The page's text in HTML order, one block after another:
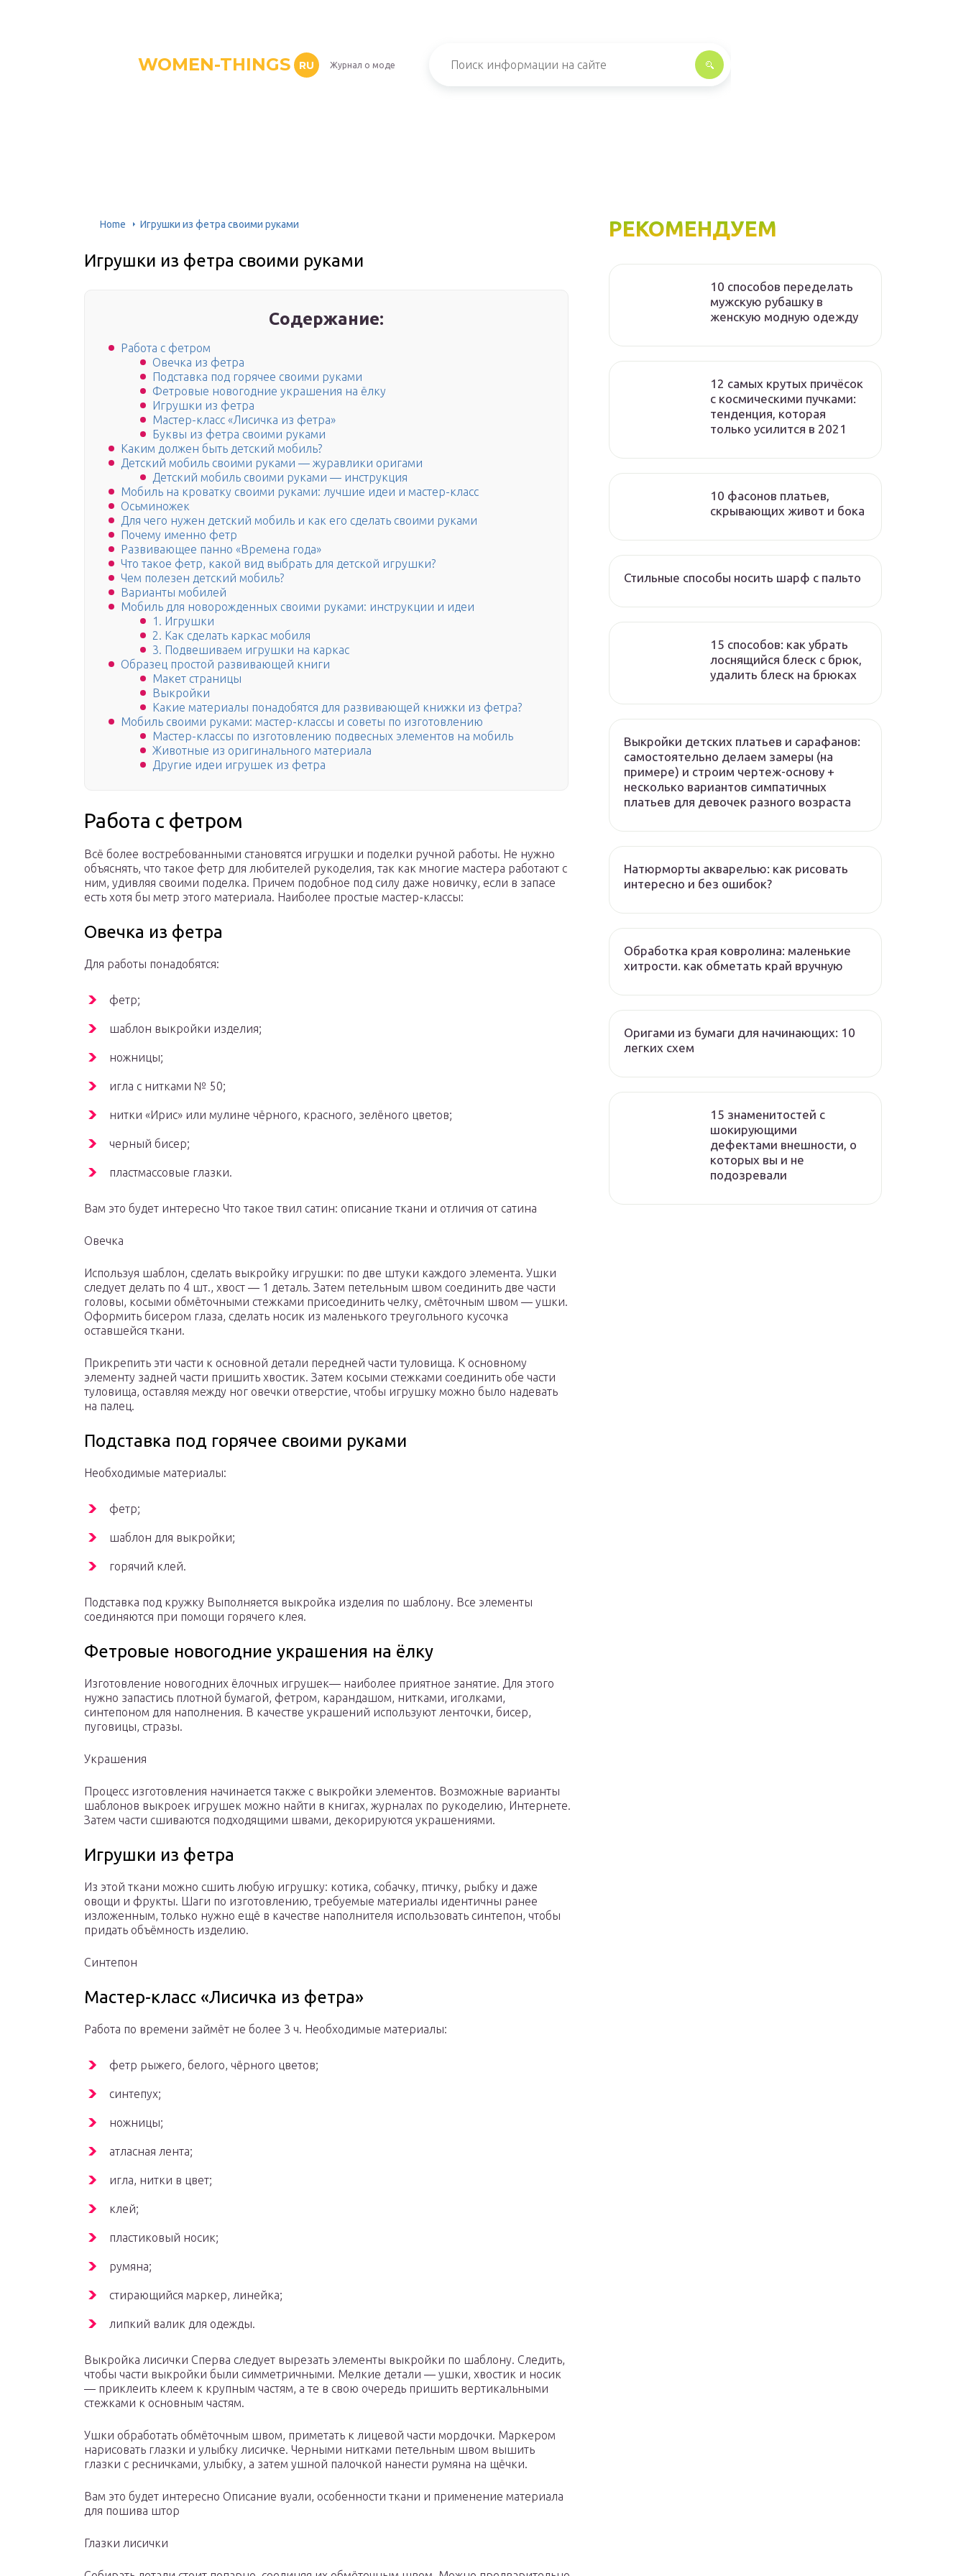
WOMEN-THINGS RU Журнал о моде
Home Игрушки из фетра своими руками
Игрушки из фетра своими руками
Содержание:
Работа с фетром
Овечка из фетра
Подставка под горячее своими руками
Фетровые новогодние украшения на ёлку
Игрушки из фетра
Мастер-класс «Лисичка из фетра»
Буквы из фетра своими руками
Каким должен быть детский мобиль?
Детский мобиль своими руками — журавлики оригами
Детский мобиль своими руками — инструкция
Мобиль на кроватку своими руками: лучшие идеи и мастер-класс
Осьминожек
Для чего нужен детский мобиль и как его сделать своими руками
Почему именно фетр
Развивающее панно «Времена года»
Что такое фетр, какой вид выбрать для детской игрушки?
Чем полезен детский мобиль?
Варианты мобилей
Мобиль для новорожденных своими руками: инструкции и идеи
1. Игрушки
2. Как сделать каркас мобиля
3. Подвешиваем игрушки на каркас
Образец простой развивающей книги
Макет страницы
Выкройки
Какие материалы понадобятся для развивающей книжки из фетра?
Мобиль своими руками: мастер-классы и советы по изготовлению
Мастер-классы по изготовлению подвесных элементов на мобиль
Животные из оригинального материала
Другие идеи игрушек из фетра
Работа с фетром
Всё более востребованными становятся игрушки и поделки ручной работы. Не нужно
объяснять, что такое фетр для любителей рукоделия, так как многие мастера работают с
ним, удивляя своими поделка. Причем подобное под силу даже новичку, если в запасе
есть хотя бы метр этого материала. Наиболее простые мастер-классы:
Овечка из фетра
Для работы понадобятся:
фетр;
шаблон выкройки изделия;
ножницы;
игла с нитками № 50;
нитки «Ирис» или мулине чёрного, красного, зелёного цветов;
черный бисер;
пластмассовые глазки.
Вам это будет интересно Что такое твил сатин: описание ткани и отличия от сатина
Овечка
Используя шаблон, сделать выкройку игрушки: по две штуки каждого элемента. Ушки
следует делать по 4 шт., хвост — 1 деталь. Затем петельным швом соединить две части
головы, косыми обмёточными стежками присоединить челку, смёточным швом — ушки.
Оформить бисером глаза, сделать носик из маленького треугольного кусочка
оставшейся ткани.
Прикрепить эти части к основной детали передней части туловища. К основному
элементу задней части пришить хвостик. Затем косыми стежками соединить обе части
туловища, оставляя между ног овечки отверстие, чтобы игрушку можно было надевать
на палец.
Подставка под горячее своими руками
Необходимые материалы:
фетр;
шаблон для выкройки;
горячий клей.
Подставка под кружку Выполняется выкройка изделия по шаблону. Все элементы
соединяются при помощи горячего клея.
Фетровые новогодние украшения на ёлку
Изготовление новогодних ёлочных игрушек— наиболее приятное занятие. Для этого
нужно запастись плотной бумагой, фетром, карандашом, нитками, иголками,
синтепоном для наполнения. В качестве украшений используют ленточки, бисер,
пуговицы, стразы.
Украшения
Процесс изготовления начинается также с выкройки элементов. Возможные варианты
шаблонов выкроек игрушек можно найти в книгах, журналах по рукоделию, Интернете.
Затем части сшиваются подходящими швами, декорируются украшениями.
Игрушки из фетра
Из этой ткани можно сшить любую игрушку: котика, собачку, птичку, рыбку и даже
овощи и фрукты. Шаги по изготовлению, требуемые материалы идентичны ранее
изложенным, только нужно ещё в качестве наполнителя использовать синтепон, чтобы
придать объёмность изделию.
Синтепон
Мастер-класс «Лисичка из фетра»
Работа по времени займёт не более 3 ч. Необходимые материалы:
фетр рыжего, белого, чёрного цветов;
синтепух;
ножницы;
атласная лента;
игла, нитки в цвет;
клей;
пластиковый носик;
румяна;
стирающийся маркер, линейка;
липкий валик для одежды.
Выкройка лисички Сперва следует вырезать элементы выкройки по шаблону. Следить,
чтобы части выкройки были симметричными. Мелкие детали — ушки, хвостик и носик
— приклеить клеем к крупным частям, а те в свою очередь пришить вертикальными
стежками к основным частям.
Ушки обработать обмёточным швом, приметать к лицевой части мордочки. Маркером
нарисовать глазки и улыбку лисичке. Черными нитками петельным швом вышить
глазки с ресничками, улыбку, а затем ушной палочкой нанести румяна на щёчки.
Вам это будет интересно Описание вуали, особенности ткани и применение материала
для пошива штор
Глазки лисички
РЕКОМЕНДУЕМ
10 способов переделать
мужскую рубашку в
женскую модную одежду
12 самых крутых причёсок
с космическими пучками:
тенденция, которая
только усилится в 2021
10 фасонов платьев,
скрывающих живот и бока
Стильные способы носить шарф с пальто
15 способов: как убрать
лоснящийся блеск с брюк,
удалить блеск на брюках
Выкройки детских платьев и сарафанов:
самостоятельно делаем замеры (на
примере) и строим чертеж-основу +
несколько вариантов симпатичных
платьев для девочек разного возраста
Натюрморты акварелью: как рисовать
интересно и без ошибок?
Обработка края ковролина: маленькие
хитрости. как обметать край вручную
Оригами из бумаги для начинающих: 10
легких схем
15 знаменитостей с
шокирующими
дефектами внешности, о
которых вы и не
подозревали